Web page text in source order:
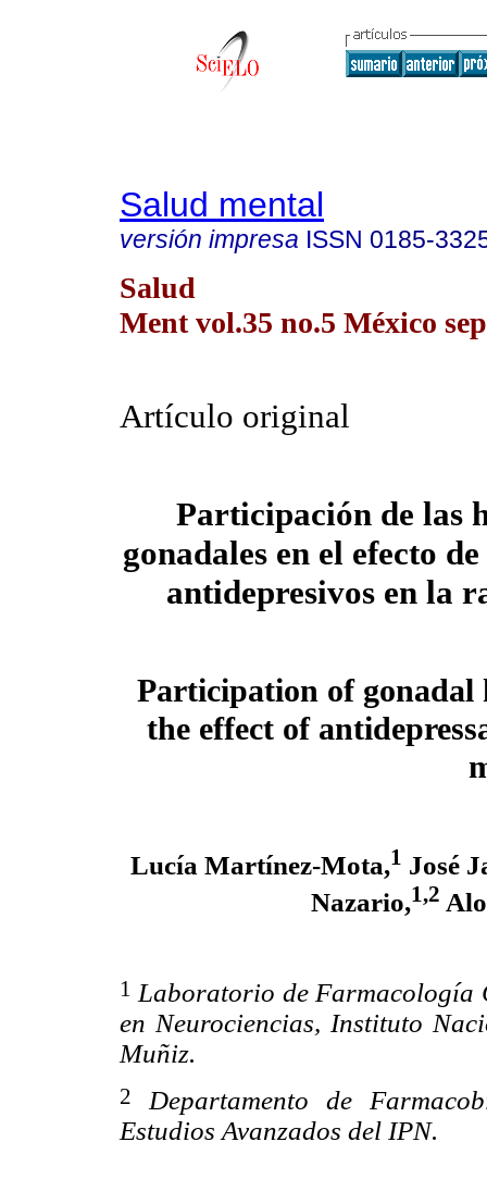
Salud mental
versión impresa ISSN 0185-
Salud
Ment vol.35 no.5 México
Artículo original
Participación de las
gonadales en el efecto
antidepresivos en la
Participation of gonadal
the effect of
Lucía Martínez-Mota,1 José
Nazario,1,2
1 Laboratorio de Farmacología
en Neurociencias, Instituto
Muñiz.
2
Departamento de
Estudios Avanzados del IPN.